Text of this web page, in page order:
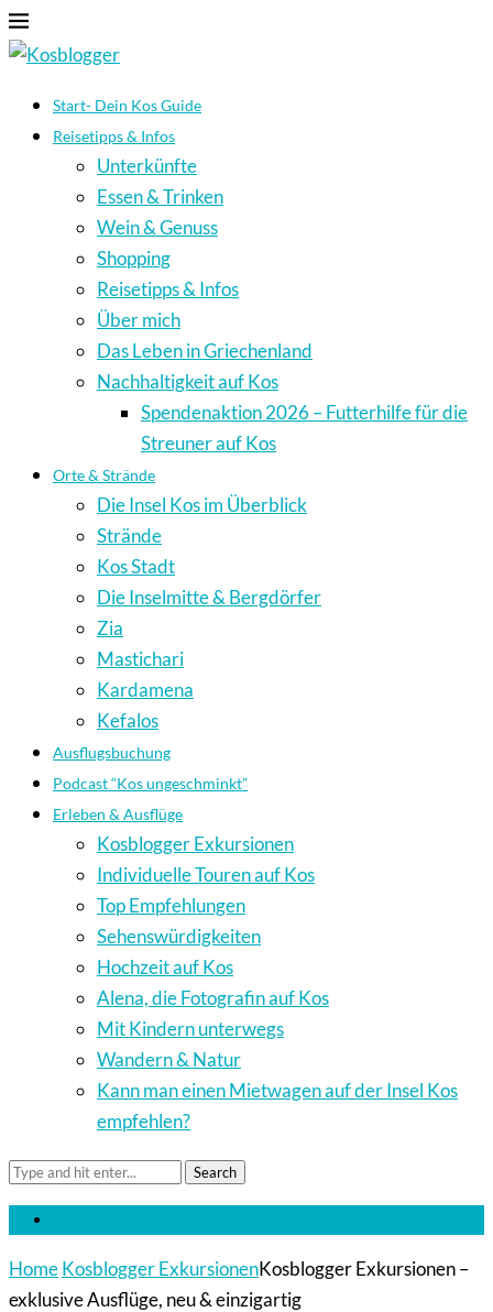
Start- Dein Kos Guide
Reisetipps & Infos
Unterkünfte
Essen & Trinken
Wein & Genuss
Shopping
Reisetipps & Infos
Über mich
Das Leben in Griechenland
Nachhaltigkeit auf Kos
Spendenaktion 2026 – Futterhilfe für die
Streuner auf Kos
Orte & Strände
Die Insel Kos im Überblick
Strände
Kos Stadt
Die Inselmitte & Bergdörfer
Zia
Mastichari
Kardamena
Kefalos
Ausflugsbuchung
Podcast “Kos ungeschminkt”
Erleben & Ausflüge
Kosblogger Exkursionen
Individuelle Touren auf Kos
Top Empfehlungen
Sehenswürdigkeiten
Hochzeit auf Kos
Alena, die Fotografin auf Kos
Mit Kindern unterwegs
Wandern & Natur
Kann man einen Mietwagen auf der Insel Kos
empfehlen?
Search
HomeKosblogger ExkursionenKosblogger Exkursionen –
exklusive Ausflüge, neu & einzigartig